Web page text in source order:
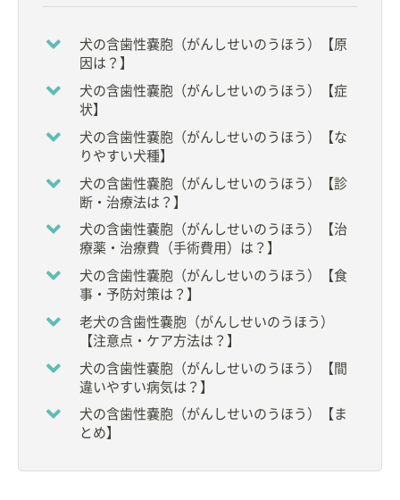
ている。
【資格】
◇獣医師
【所属】
◆日本小動物歯科研究会
◆財団法人 動物臨床医学会 理事
◆ 公益財団法人 動物臨床医学研究所
◆日本獣医療倫理研究会（JAMLAS） 理事
◆NPO法人 高齢者のペット飼育支援獣医師ネットワ
◆日本獣医臨床病理学会評議員
◆社団法人 日本動物病院福祉協会
◆世界動物病院協会
◆日本動物病院会
◆PCM 研究会
その他の会に所属し、研究活動を精力的に行ってい
る。
獣医学科 非常勤講師（2008～
犬の含歯性嚢胞（がんしせいのうほう）【原
因は？】
犬の含歯性嚢胞（がんしせいのうほう）【症
状】
犬の含歯性嚢胞（がんしせいのうほう）【な
りやすい犬種】
犬の含歯性嚢胞（がんしせいのうほう）【診
断・治療法は？】
犬の含歯性嚢胞（がんしせいのうほう）【治
療薬・治療費（手術費用）は？】
犬の含歯性嚢胞（がんしせいのうほう）【食
事・予防対策は？】
老犬の含歯性嚢胞（がんしせいのうほう）
【注意点・ケア方法は？】
犬の含歯性嚢胞（がんしせいのうほう）【間
違いやすい病気は？】
犬の含歯性嚢胞（がんしせいのうほう）【ま
とめ】